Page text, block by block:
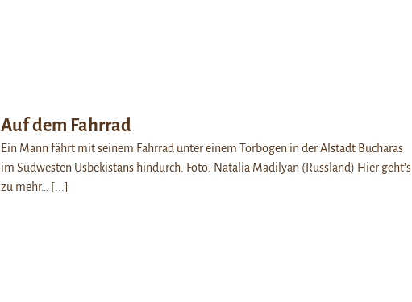
Auf dem Fahrrad
Ein Mann fährt mit seinem Fahrrad unter einem Torbogen in der Alstadt Bucharas
im Südwesten Usbekistans hindurch. Foto: Natalia Madilyan (Russland) Hier geht’s
zu mehr…
[...]